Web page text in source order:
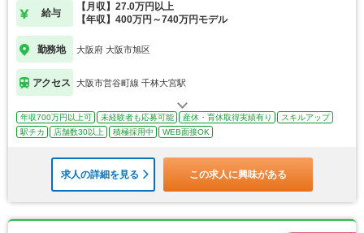
給与
【月収】27.0万円以上
【年収】400万円～740万円モデル
勤務地 大阪府 大阪市旭区
アクセス 大阪市営谷町線 千林大宮駅
年収700万円以上可 未経験者も応募可能 産休・育休取得実績有り
スキルアップ
駅チカ
店舗数30以上 積極採用中 WEB面接OK
求人の詳細を見る この求人に興味がある